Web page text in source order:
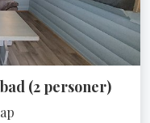
(2 personer)